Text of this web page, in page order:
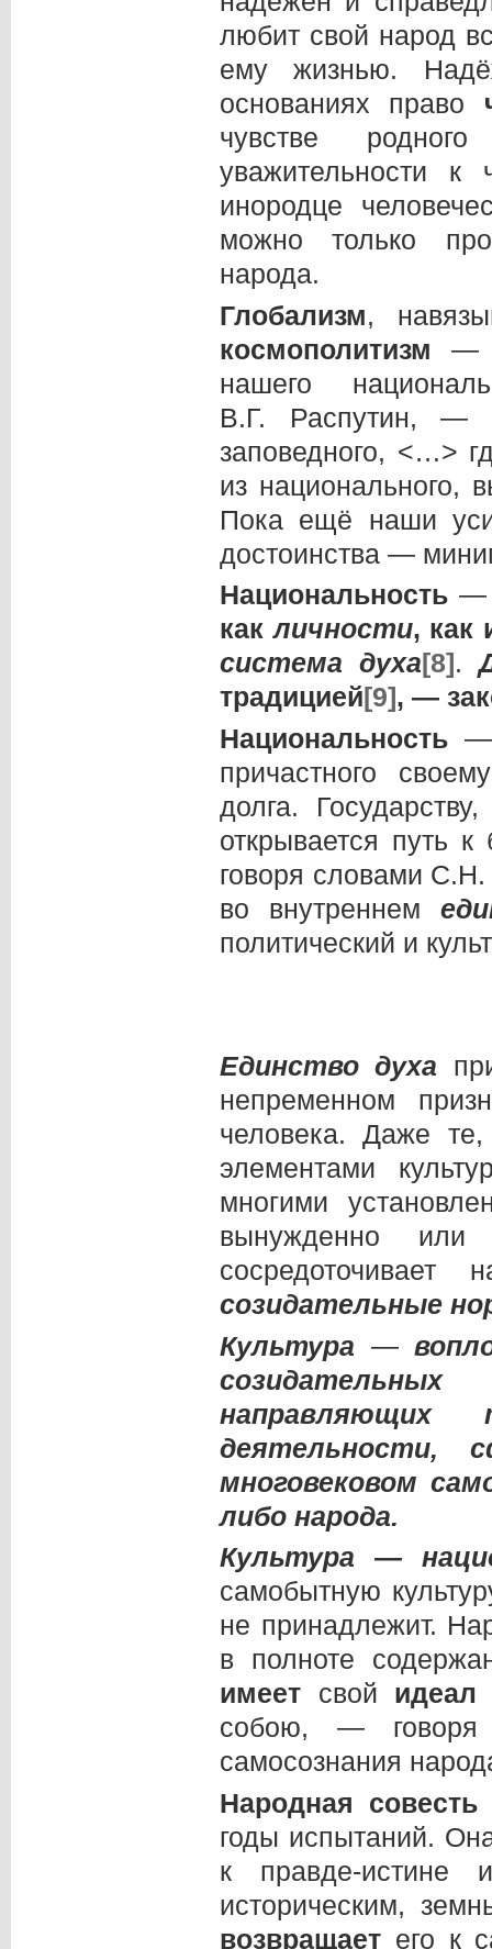
любит свой народ
ему жизнью.
основаниях право
чувстве
уважительности
инородце
можно только
народа.
Глобализм,
космополитизм —
нашего
В.Г. Распутин, —
заповедного, <…>
из национального,
Пока ещё наши
достоинства —
Национальность
как личности, как
система духа[8].
традицией[9], —
Национальность —
причастного
долга.
открывается путь
говоря словами
во внутреннем
политический и
Единство духа
непременном
человека. Даже те,
элементами
многими
вынужденно
сосредоточивает
созидательные
Культура —
деятельности,
многовековом
либо народа.
Культура —
самобытную
не принадлежит.
в полноте
имеет свой идеал
собою, — говоря
самосознания
Народная совесть
годы испытаний.
к правде-истине
историческим,
возвращает его к